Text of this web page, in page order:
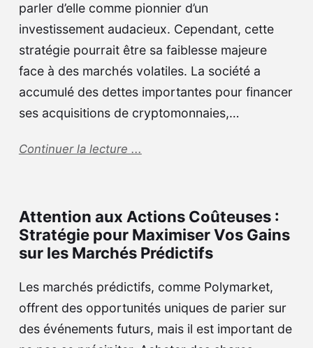
parler d’elle comme pionnier d’un
investissement audacieux. Cependant, cette
stratégie pourrait être sa faiblesse majeure
face à des marchés volatiles. La société a
accumulé des dettes importantes pour financer
ses acquisitions de cryptomonnaies,…
Continuer la lecture ...
Attention aux Actions Coûteuses :
Stratégie pour Maximiser Vos Gains
sur les Marchés Prédictifs
Les marchés prédictifs, comme Polymarket,
offrent des opportunités uniques de parier sur
des événements futurs, mais il est important de